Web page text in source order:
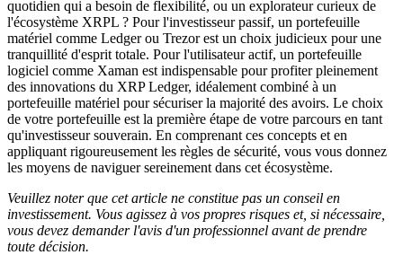
quotidien qui a besoin de flexibilité, ou un explorateur curieux de
l'écosystème XRPL ? Pour l'investisseur passif, un portefeuille
matériel comme Ledger ou Trezor est un choix judicieux pour une
tranquillité d'esprit totale. Pour l'utilisateur actif, un portefeuille
logiciel comme Xaman est indispensable pour profiter pleinement
des innovations du XRP Ledger, idéalement combiné à un
portefeuille matériel pour sécuriser la majorité des avoirs. Le choix
de votre portefeuille est la première étape de votre parcours en tant
qu'investisseur souverain. En comprenant ces concepts et en
appliquant rigoureusement les règles de sécurité, vous vous donnez
les moyens de naviguer sereinement dans cet écosystème.
Veuillez noter que cet article ne constitue pas un conseil en
investissement. Vous agissez à vos propres risques et, si nécessaire,
vous devez demander l'avis d'un professionnel avant de prendre
toute décision.